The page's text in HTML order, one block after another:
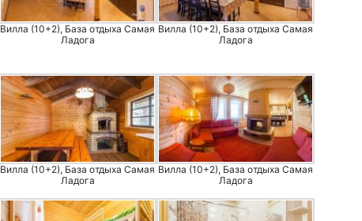
Вилла (10+2), База отдыха Самая
Ладога
Вилла (10+2), База отдыха Самая
Ладога
Вилла (10+2), База отдыха Самая
Ладога
Вилла (10+2), База отдыха Самая
Ладога